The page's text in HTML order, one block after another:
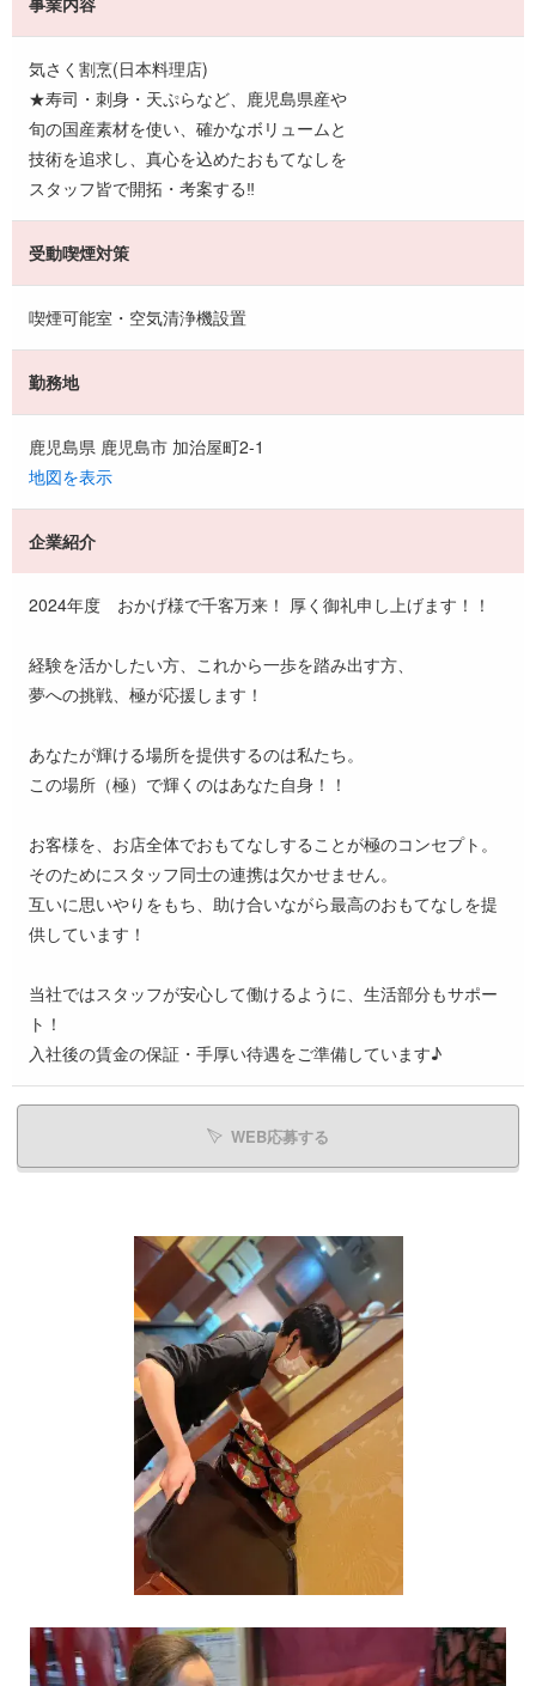
気さく割烹(日本料理店)
★寿司・刺身・天ぷらなど、鹿児島県産や
旬の国産素材を使い、確かなボリュームと
技術を追求し、真心を込めたおもてなしを
スタッフ皆で開拓・考案する‼
受動喫煙対策
喫煙可能室・空気清浄機設置
勤務地
鹿児島県 鹿児島市 加治屋町2-1
地図を表示
企業紹介
2024年度 おかげ様で千客万来！ 厚く御礼申し上げます！！
経験を活かしたい方、これから一歩を踏み出す方、
夢への挑戦、極が応援します！
あなたが輝ける場所を提供するのは私たち。
この場所（極）で輝くのはあなた自身！！
お客様を、お店全体でおもてなしすることが極のコンセプト。
そのためにスタッフ同士の連携は欠かせません。
互いに思いやりをもち、助け合いながら最高のおもてなしを提
供しています！
当社ではスタッフが安心して働けるように、生活部分もサポー
ト！
入社後の賃金の保証・手厚い待遇をご準備しています♪
WEB応募する